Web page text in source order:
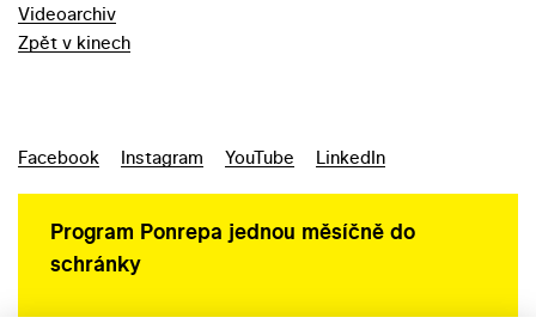
Videoarchiv
Zpět v kinech
Facebook Instagram YouTube LinkedIn
Program Ponrepa jednou měsíčně do
schránky